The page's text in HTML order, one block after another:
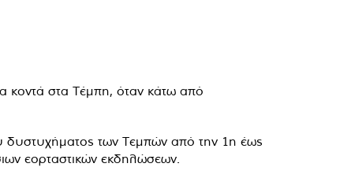
κοντά στα Τέμπη, όταν κάτω από
των Τεμπών από την 1η έως
εορταστικών εκδηλώσεων.